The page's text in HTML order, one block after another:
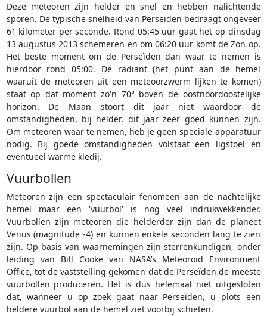
Deze meteoren zijn helder en snel en hebben nalichtende
sporen. De typische snelheid van Perseïden bedraagt ongeveer
61 kilometer per seconde. Rond 05:45 uur gaat het op dinsdag
13 augustus 2013 schemeren en om 06:20 uur komt de Zon op.
Het beste moment om de Perseïden dan waar te nemen is
hierdoor rond 05:00. De radiant (het punt aan de hemel
waaruit de meteoren uit een meteoorzwerm lijken te komen)
staat op dat moment zo'n 70° boven de oostnoordoostelijke
horizon. De Maan stoort dit jaar niet waardoor de
omstandigheden, bij helder, dit jaar zeer goed kunnen zijn.
Om meteoren waar te nemen, heb je geen speciale apparatuur
nodig. Bij goede omstandigheden volstaat een ligstoel en
eventueel warme kledij.
Vuurbollen
Meteoren zijn een spectaculair fenomeen aan de nachtelijke
hemel maar een 'vuurbol' is nog veel indrukwekkender.
Vuurbollen zijn meteoren die helderder zijn dan de planeet
Venus (magnitude -4) en kunnen enkele seconden lang te zien
zijn. Op basis van waarnemingen zijn sterrenkundigen, onder
leiding van Bill Cooke van NASA’s Meteoroid Environment
Office, tot de vaststelling gekomen dat de Perseïden de meeste
vuurbollen produceren. Het is dus helemaal niet uitgesloten
dat, wanneer u op zoek gaat naar Perseïden, u plots een
heldere vuurbol aan de hemel ziet voorbij schieten.